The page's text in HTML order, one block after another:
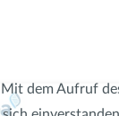
Mit dem Aufruf